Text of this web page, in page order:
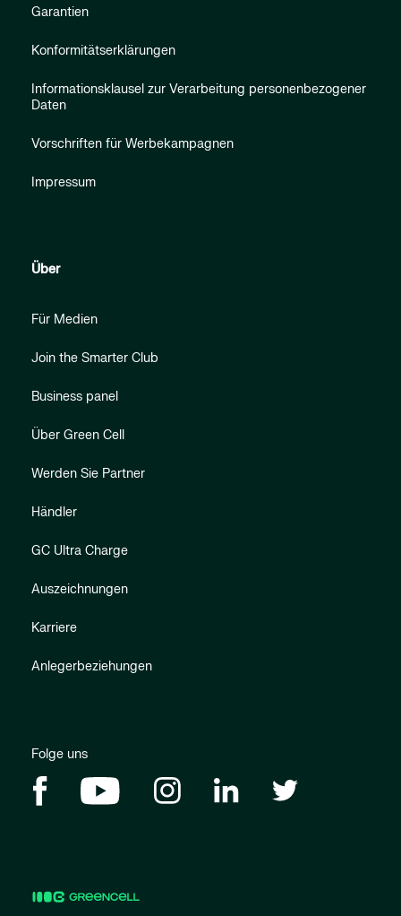
Garantien
Konformitätserklärungen
Informationsklausel zur Verarbeitung personenbezogener
Daten
Vorschriften für Werbekampagnen
Impressum
Über
Für Medien
Join the Smarter Club
Business panel
Über Green Cell
Werden Sie Partner
Händler
GC Ultra Charge
Auszeichnungen
Karriere
Anlegerbeziehungen
Folge uns